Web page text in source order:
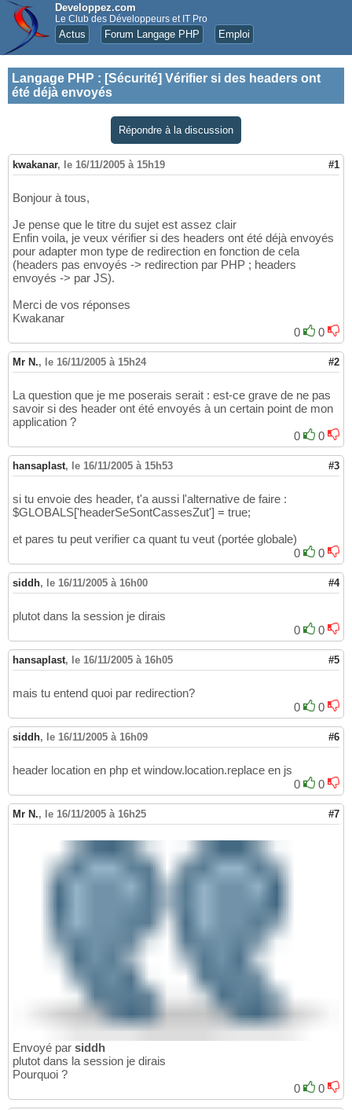
Developpez.com
Le Club des Développeurs et IT Pro
Actus Forum Langage PHP Emploi
Langage PHP : [Sécurité] Vérifier si des headers ont
été déjà envoyés
Répondre à la discussion
kwakanar, le 16/11/2005 à 15h19 #1
Bonjour à tous,
Je pense que le titre du sujet est assez clair
Enfin voila, je veux vérifier si des headers ont été déjà envoyés
pour adapter mon type de redirection en fonction de cela
(headers pas envoyés -> redirection par PHP ; headers
envoyés -> par JS).
Merci de vos réponses
Kwakanar
0
0
Mr N., le 16/11/2005 à 15h24 #2
La question que je me poserais serait : est-ce grave de ne pas
savoir si des header ont été envoyés à un certain point de mon
application ?
0
0
hansaplast, le 16/11/2005 à 15h53 #3
si tu envoie des header, t'a aussi l'alternative de faire :
$GLOBALS['headerSeSontCassesZut'] = true;
et pares tu peut verifier ca quant tu veut (portée globale)
0
0
siddh, le 16/11/2005 à 16h00 #4
plutot dans la session je dirais
0
0
hansaplast, le 16/11/2005 à 16h05 #5
mais tu entend quoi par redirection?
0
0
siddh, le 16/11/2005 à 16h09 #6
header location en php et window.location.replace en js
0
0
Mr N., le 16/11/2005 à 16h25 #7
Envoyé par siddh
plutot dans la session je dirais
Pourquoi ?
0
0